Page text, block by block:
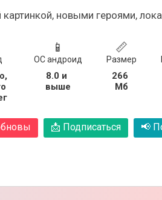
новыми героями,
📱
ОС андроид
8.0 и
выше
📏
Размер
266
Мб
📩 Подписаться 📢